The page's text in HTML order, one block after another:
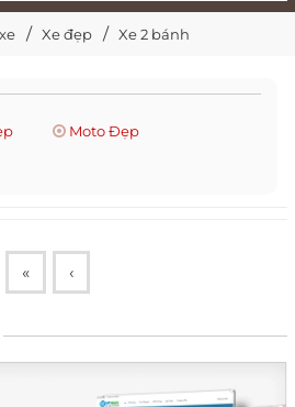
Xe đẹp Xe 2 bánh
Moto Đẹp
« ‹